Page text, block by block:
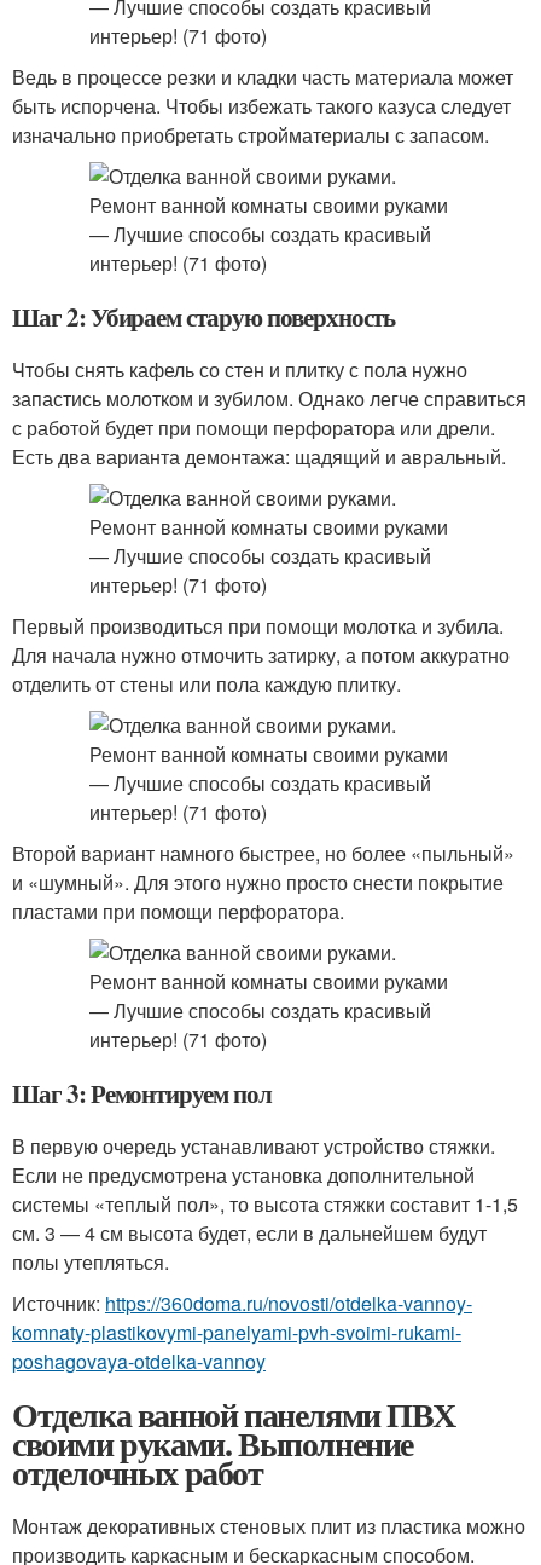
Ведь в процессе резки и кладки часть материала может
быть испорчена. Чтобы избежать такого казуса следует
изначально приобретать стройматериалы с запасом.
Шаг 2: Убираем старую поверхность
Чтобы снять кафель со стен и плитку с пола нужно
запастись молотком и зубилом. Однако легче справиться
с работой будет при помощи перфоратора или дрели.
Есть два варианта демонтажа: щадящий и авральный.
Первый производиться при помощи молотка и зубила.
Для начала нужно отмочить затирку, а потом аккуратно
отделить от стены или пола каждую плитку.
Второй вариант намного быстрее, но более «пыльный»
и «шумный». Для этого нужно просто снести покрытие
пластами при помощи перфоратора.
Шаг 3: Ремонтируем пол
В первую очередь устанавливают устройство стяжки.
Если не предусмотрена установка дополнительной
системы «теплый пол», то высота стяжки составит 1-1,5
см. 3 — 4 см высота будет, если в дальнейшем будут
полы утепляться.
Источник: https://360doma.ru/novosti/otdelka-vannoy-
komnaty-plastikovymi-panelyami-pvh-svoimi-rukami-
poshagovaya-otdelka-vannoy
Отделка ванной панелями ПВХ
своими руками. Выполнение
отделочных работ
Монтаж декоративных стеновых плит из пластика можно
производить каркасным и бескаркасным способом.